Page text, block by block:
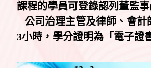
課程的學員可登錄認列董監事
公司治理主管及律師、會計
3小時，學分證明為「電子證